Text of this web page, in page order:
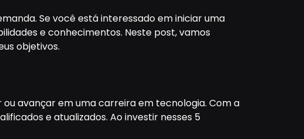
Se você está interessado em iniciar uma
e conhecimentos. Neste post, vamos
objetivos.
avançar em uma carreira em tecnologia. Com a
e atualizados. Ao investir nesses 5